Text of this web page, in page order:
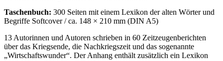
Taschenbuch: 300 Seiten mit einem Lexikon der alten Wörter und
Begriffe Softcover / ca. 148 × 210 mm (DIN A5)
13 Autorinnen und Autoren schrieben in 60 Zeitzeugenberichten
über das Kriegsende, die Nachkriegszeit und das sogenannte
Wirtschaftswunder . Der Anhang enthält zusätzlich ein Lexikon